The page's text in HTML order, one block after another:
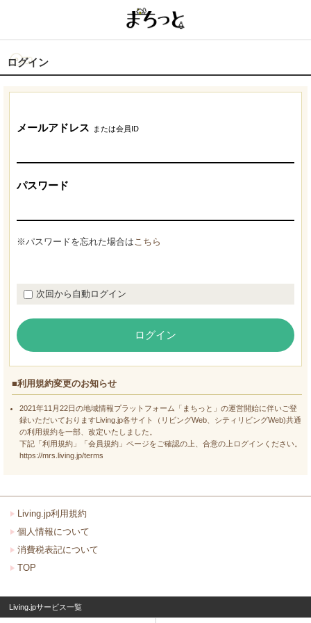
ログイン
メールアドレス または会員ID
パスワード
※パスワードを忘れた場合はこちら
次回から自動ログイン
ログイン
■利用規約変更のお知らせ
2021年11月22日の地域情報プラットフォーム「まちっと」の運営開始に伴いご登
録いただいておりますLiving.jp各サイト（リビングWeb、シティリビングWeb)共通
の利用規約を一部、改定いたしました。
下記「利用規約」「会員規約」ページをご確認の上、合意の上ログインください。
https://mrs.living.jp/terms
Living.jp利用規約
個人情報について
消費税表記について
TOP
Living.jpサービス一覧